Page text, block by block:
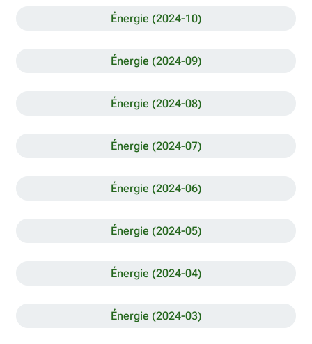
Énergie (2024-10)
Énergie (2024-09)
Énergie (2024-08)
Énergie (2024-07)
Énergie (2024-06)
Énergie (2024-05)
Énergie (2024-04)
Énergie (2024-03)